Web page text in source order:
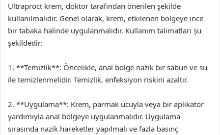
Ultraproct krem, doktor tarafından önerilen şekilde
kullanılmalıdır. Genel olarak, krem, etkilenen bölgeye ince
bir tabaka halinde uygulanmalıdır. Kullanım talimatları şu
şekildedir:
1. **Temizlik**: Öncelikle, anal bölge nazik bir sabun ve su
ile temizlenmelidir. Temizlik, enfeksiyon riskini azaltır.
2. **Uygulama**: Krem, parmak ucuyla veya bir aplikatör
yardımıyla anal bölgeye uygulanmalıdır. Uygulama
sırasında nazik hareketler yapılmalı ve fazla basınç